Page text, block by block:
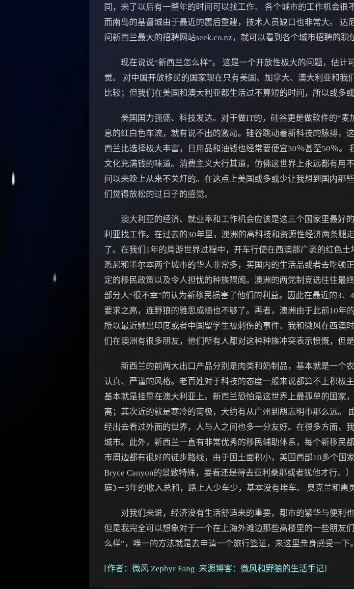
同，来了以后有一整年的时间可以找工作。 各个城市的工作机会很
而南岛的基督城由于最近的震后重建，技术人员缺口也非常大。
问新西兰最大的招聘网站seek.co.nz，就可以看到各个城市招聘的职
现在说说“新西兰怎么样”。 这是一个开放性极大的问题，估计
觉。 对中国开放移民的国家现在只有美国、加拿大、澳大利亚和
比较；但我们在美国和澳大利亚都生活过不算短的时间，所以或多
美国国力强盛、科技发达。对于做IT的，硅谷更是做软件的“麦
息的红白色车流，就有说不出的激动。硅谷跳动着新科技的脉搏，
西兰比选择极大丰富，日用品和油钱也经常要便宜30％甚至50％。
文化充满钱的味道。消费主义大行其道，仿佛这世界上永远都有用
间以来晚上从来不关灯的。在这点上美国或多或少让我想到国内那
们觉得放松的过日子的感觉。
澳大利亚的经济、就业率和工作机会应该是这三个国家里最好
利亚找工作。在过去的30年里，澳洲的高科技和资源性经济两条腿
了。在我们1年的周游世界过程中，开车行使在西澳那广袤的红色
悉尼和墨尔本两个城市的华人非常多，买国内的生活品或者去吃顿
定的移民政策以及令人担忧的种族隔阂。澳洲的两党制竞选往往最
部分人“很不幸”的认为新移民损害了他们的利益。因此在最近的3
要求之高，连野狼的雅思成绩也不够了。再者，澳洲由于此前10年
所以最近频出印度或者中国留学生被刺伤的事件。我和微风在西澳
们在澳洲有很多朋友，他们所有人都对这种种族冲突表示愤慨，但
新西兰的前两大出口产品分别是肉类和奶制品，基本就是一个
认真、严谨的风格。老百姓对于科技的态度一般来说都算不上积极
基本就是挂靠在澳大利亚上。新西兰恐怕是这世界上最孤单的国家
离；其次近的就是寒冷的南极，大约有从广州到胡志明市那么远。
经出去看过外面的世界，人与人之间也多一分友好。在很多方面，
城市。此外，新西兰一直有非常优秀的移民辅助体系，每个新移民
市周边都有很好的徒步路线，由于国土面积小，美国西部10多个国
Bryce Canyon的景致特殊，要看还是得去亚利桑那或者犹他才行。
庭3－5年的收入总和，路上人少车少，基本没有堵车。 奥克兰和惠
对我们来说，经济没有生活舒适来的重要，都市的繁华与便利也
但是我完全可以想象对于一个在上海外滩边那些高楼里的一些朋友
么样”，唯一的方法就是去申请一个旅行签证，来这里亲身感受一下。
[作者：微风 Zephyr Fang 来源博客： 微风和野狼的生活手记]